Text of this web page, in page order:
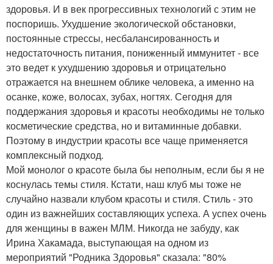
здоровья. И в век прогрессивных технологий с этим не
поспоришь. Ухудшение экологической обстановки,
постоянные стрессы, несбалансированность и
недостаточность питания, пониженный иммунитет - все
это ведет к ухудшению здоровья и отрицательно
отражается на внешнем облике человека, а именно на
осанке, коже, волосах, зубах, ногтях. Сегодня для
поддержания здоровья и красоты необходимы не только
косметические средства, но и витаминные добавки.
Поэтому в индустрии красоты все чаще применяется
комплексный подход.
Мой монолог о красоте была бы неполным, если бы я не
коснулась темы стиля. Кстати, наш клуб мы тоже не
случайно назвали клубом красоты и стиля. Стиль - это
один из важнейших составляющих успеха. А успех очень
для женщины в важен МЛМ. Никогда не забуду, как
Ирина Хакамада, выступающая на одном из
мероприятий "Родника Здоровья" сказала: "80%